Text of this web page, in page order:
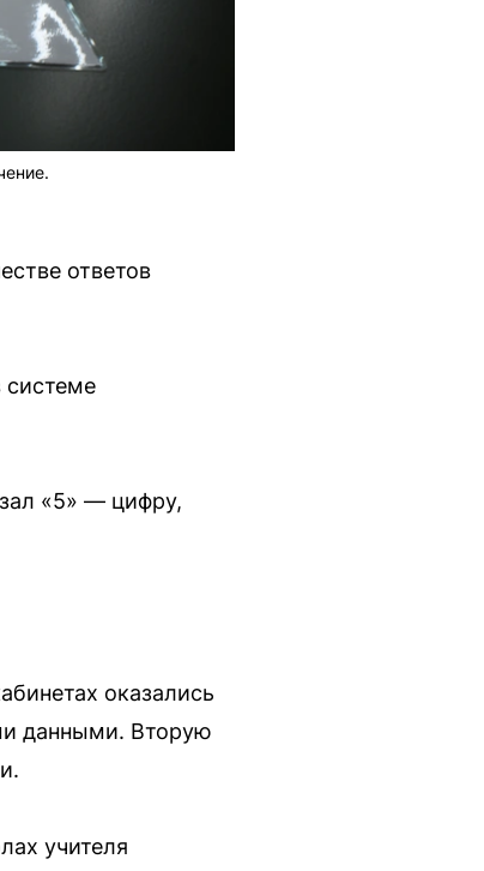
ответов
системе
«5» — цифру,
оказались
данными. Вторую
учителя